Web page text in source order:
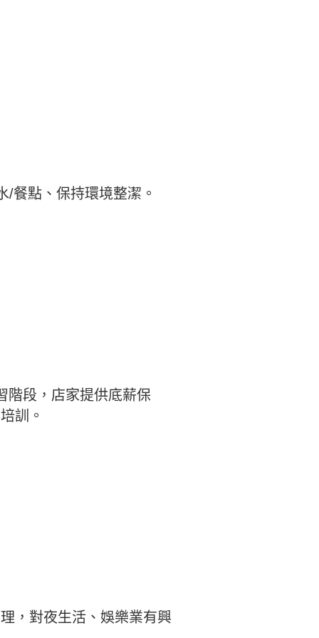
餐點、保持環境整潔。
階段，店家提供底薪保
訓。
，對夜生活、娛樂業有興